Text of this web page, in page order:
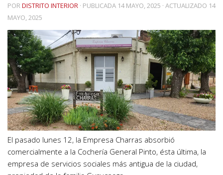
PORDISTRITO INTERIOR · PUBLICADA 14 MAYO, 2025 · ACTUALIZADO 14
MAYO, 2025
El pasado lunes 12, la Empresa Charras absorbió
comercialmente a la Cochería General Pinto, ésta última, la
empresa de servicios sociales más antigua de la ciudad,